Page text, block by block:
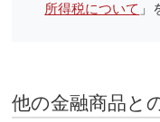
所得税について 」
他の金融商品と